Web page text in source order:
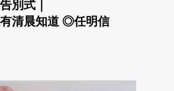
別式｜
清晨知道 ◎任明信